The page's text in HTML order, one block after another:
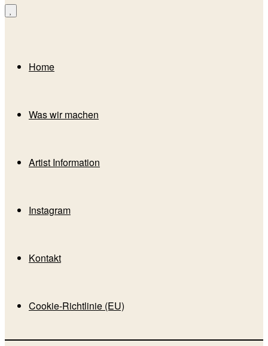
Home
Was wir machen
Artist Information
Instagram
Kontakt
Cookie-Richtlinie (EU)